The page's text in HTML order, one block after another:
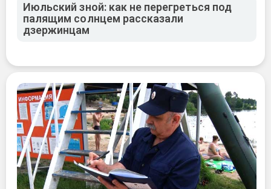
Июльский зной: как не перегреться под
палящим солнцем рассказали
дзержинцам